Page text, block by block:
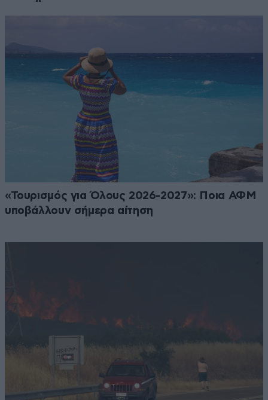
«Τουρισμός για Όλους 2026-2027»: Ποια ΑΦΜ
υποβάλλουν σήμερα αίτηση